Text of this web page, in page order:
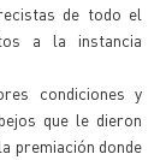
de todo el
a la instancia
condiciones y
que le dieron
premiación donde